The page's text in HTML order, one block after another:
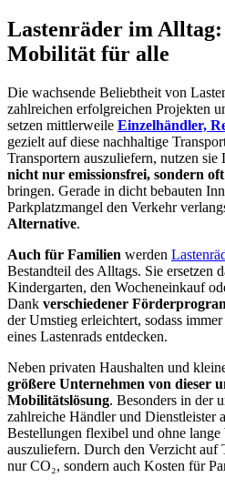
Lastenräder im
Mobilität für alle
Die wachsende Beliebtheit von
zahlreichen erfolgreichen Projekten
setzen mittlerweile Einzelhändler,
gezielt auf diese nachhaltige
Transportern auszuliefern, nutzen sie
nicht nur emissionsfrei, sondern
bringen. Gerade in dicht bebauten
Parkplatzmangel den Verkehr
Alternative.
Auch für Familien werden
Bestandteil des Alltags. Sie ersetzen
Kindergarten, den Wocheneinkauf
Dank verschiedener
der Umstieg erleichtert, sodass
eines Lastenrads entdecken.
Neben privaten Haushalten und
größere Unternehmen von dieser
Mobilitätslösung. Besonders in der
zahlreiche Händler und Dienstleister
Bestellungen flexibel und ohne
auszuliefern. Durch den Verzicht auf
nur CO₂, sondern auch Kosten für